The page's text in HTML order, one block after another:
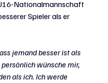
Nationalmannschaft
Spieler als er
jemand besser ist als
persönlich wünsche mir,
als ich. Ich werde